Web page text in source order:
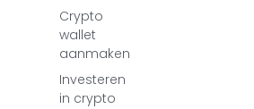
Crypto
wallet
aanmaken
Investeren
in crypto